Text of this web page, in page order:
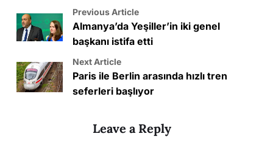
Previous Article
Almanya’da Yeşiller’in iki genel
başkanı istifa etti
Next Article
Paris ile Berlin arasında hızlı tren
seferleri başlıyor
Leave a Reply